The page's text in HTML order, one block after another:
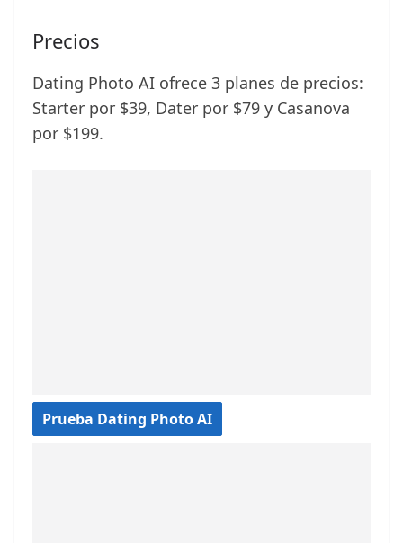
Precios
Dating Photo AI ofrece 3 planes de precios:
Starter por $39, Dater por $79 y Casanova
por $199.
Prueba Dating Photo AI